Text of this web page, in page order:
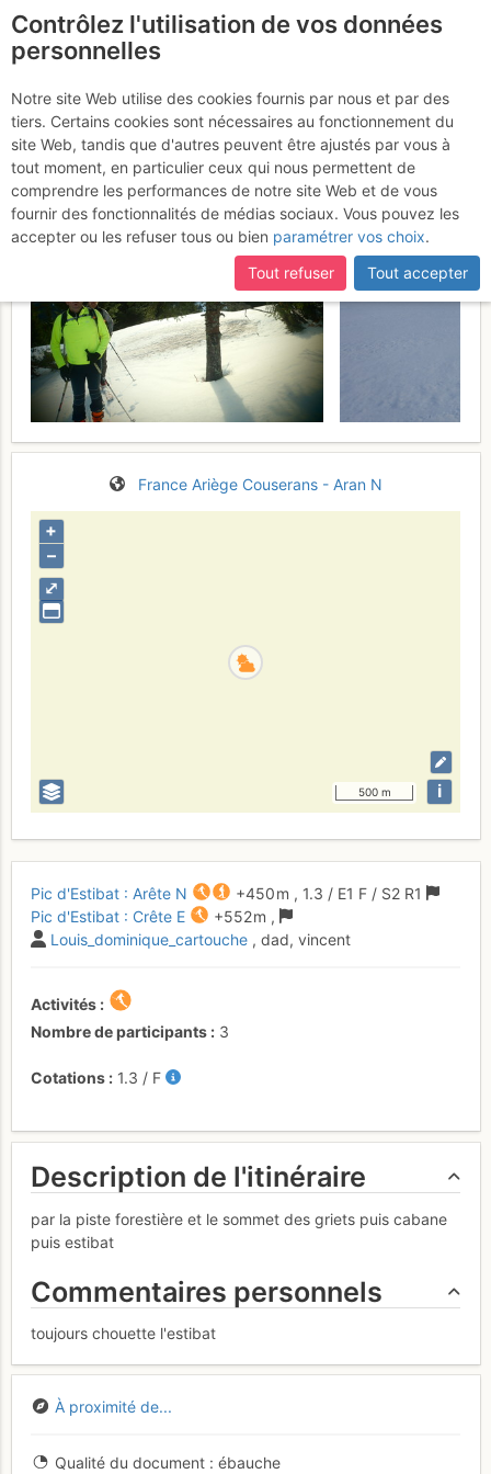
Pic d'Estibat : Crête E
Samedi 27 décembre 2014
France Ariège Couserans - Aran N
⤢
+
–
500 m i
Pic d'Estibat : Arête N +450 m , 1.3 / E1 F / S2 R1
Pic d'Estibat : Crête E
+552 m ,
Louis_dominique_cartouche , dad, vincent
Activités
Nombre de participants
3
Cotations 1.3 / F
Description de l'itinéraire
par la piste forestière et le sommet des griets puis cabane
puis estibat
Commentaires personnels
toujours chouette l'estibat
À proximité de...
Qualité du document ébauche
Contrôlez l'utilisation de vos données
personnelles
Notre site Web utilise des cookies fournis par nous et par des
tiers. Certains cookies sont nécessaires au fonctionnement du
site Web, tandis que d'autres peuvent être ajustés par vous à
tout moment, en particulier ceux qui nous permettent de
comprendre les performances de notre site Web et de vous
fournir des fonctionnalités de médias sociaux. Vous pouvez les
accepter ou les refuser tous ou bien paramétrer vos choix.
Tout refuser
Tout accepter